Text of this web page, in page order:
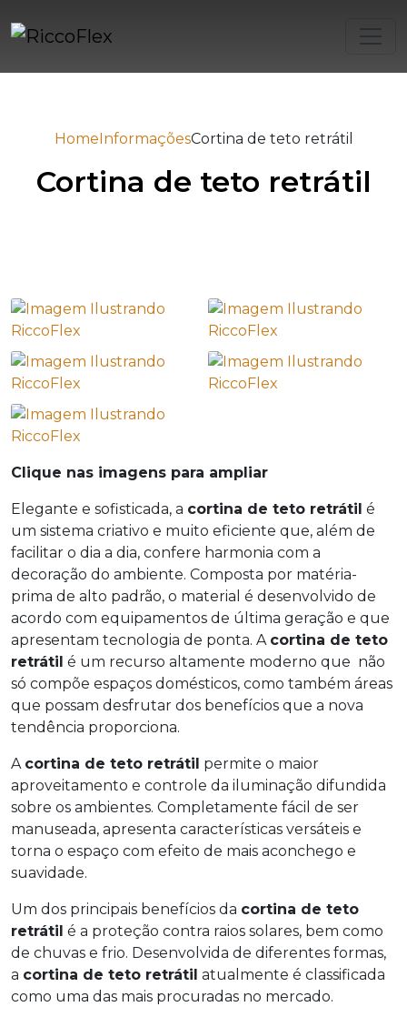
HomeInformaçõesCortina de teto retrátil
Cortina de teto retrátil
Clique nas imagens para ampliar
Elegante e sofisticada, a cortina de teto retrátil é
um sistema criativo e muito eficiente que, além de
facilitar o dia a dia, confere harmonia com a
decoração do ambiente. Composta por matéria-
prima de alto padrão, o material é desenvolvido de
acordo com equipamentos de última geração e que
apresentam tecnologia de ponta. A cortina de teto
retrátil é um recurso altamente moderno que não
só compõe espaços domésticos, como também áreas
que possam desfrutar dos benefícios que a nova
tendência proporciona.
A cortina de teto retrátil permite o maior
aproveitamento e controle da iluminação difundida
sobre os ambientes. Completamente fácil de ser
manuseada, apresenta características versáteis e
torna o espaço com efeito de mais aconchego e
suavidade.
Um dos principais benefícios da cortina de teto
retrátil é a proteção contra raios solares, bem como
de chuvas e frio. Desenvolvida de diferentes formas,
a cortina de teto retrátil atualmente é classificada
como uma das mais procuradas no mercado.